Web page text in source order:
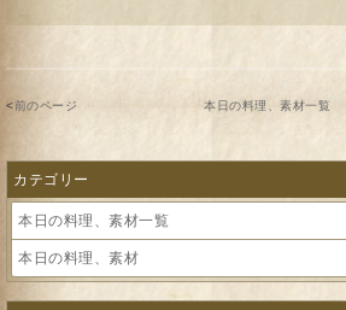
<前のページ 本日の料理、素材一覧
カテゴリー
本日の料理、素材一覧
本日の料理、素材